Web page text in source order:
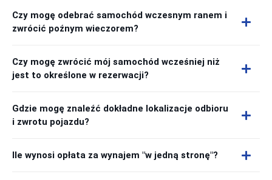
Czy mogę odebrać samochód wczesnym ranem i
zwrócić poźnym wieczorem?
Czy mogę zwrócić mój samochód wcześniej niż
jest to określone w rezerwacji?
Gdzie mogę znaleźć dokładne lokalizacje odbioru
i zwrotu pojazdu?
Ile wynosi opłata za wynajem "w jedną stronę"?